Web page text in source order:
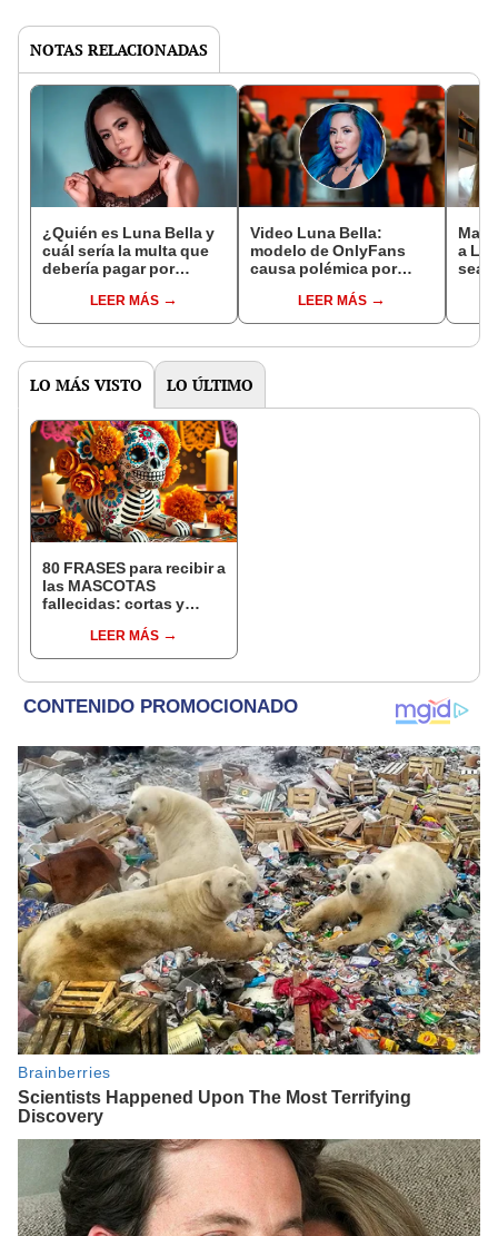
NOTAS RELACIONADAS
¿Quién es Luna Bella y
cuál sería la multa que
debería pagar por
adultos en el Metro
CDMX?
LEER MÁS
Video Luna Bella:
modelo de OnlyFans
causa polémica por
adultos en metro de
CDMX
LEER MÁS
a
sea
LO MÁS VISTO LO ÚLTIMO
80 FRASES para recibir a
las MASCOTAS
fallecidas: cortas y
dedicar por el Día de
Muertos 2024
LEER MÁS